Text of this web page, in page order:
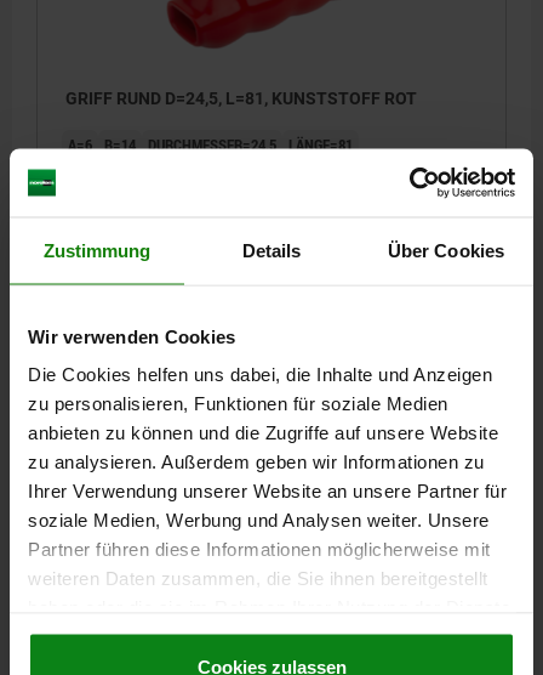
Zustimmung Details Über Cookies
Wir verwenden Cookies
Die Cookies helfen uns dabei, die Inhalte und Anzeigen
zu personalisieren, Funktionen für soziale Medien
anbieten zu können und die Zugriffe auf unsere Website
zu analysieren. Außerdem geben wir Informationen zu
Ihrer Verwendung unserer Website an unsere Partner für
soziale Medien, Werbung und Analysen weiter. Unsere
Partner führen diese Informationen möglicherweise mit
weiteren Daten zusammen, die Sie ihnen bereitgestellt
gesammelt haben.Cookie Richtlinien
Datenschutz|AGB
Cookies zulassen
GRIFF RUND D=24,5, L=81, KUNSTSTOFF ROT
A=6 B=14 DURCHMESSER=24,5 LÄNGE=81
ENTSPRECHENDE SCHNELLSPANNER=05775-03-03400, 05715-10-
102600, 05715-10-002600, 05725-01-02600, 05790-01-03400,
Bestellnummer: 05881-081241
zzgl. MwSt.
05881